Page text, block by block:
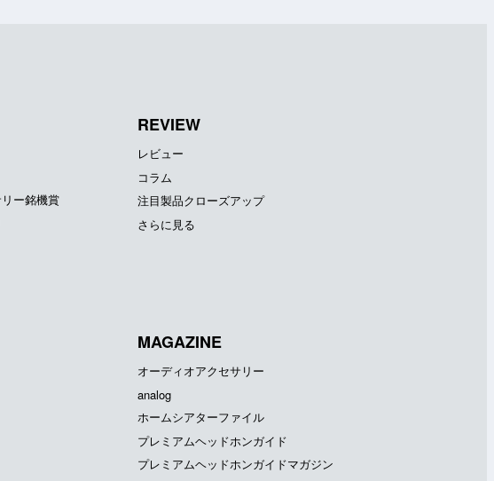
ー銘機賞
REVIEW
レビュー
コラム
注目製品クローズアップ
さらに見る
MAGAZINE
オーディオアクセサリー
analog
ホームシアターファイル
プレミアムヘッドホンガイド
プレミアムヘッドホンガイドマガジン